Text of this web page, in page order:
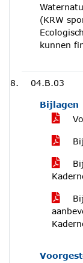
(KRW
kunnen
04.B.03
Bijlagen